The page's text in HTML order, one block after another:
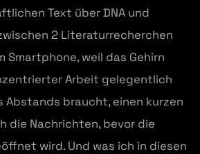
Text über DNA und
2 Literaturrecherchen
Smartphone, weil das Gehirn
Arbeit gelegentlich
Abstands braucht, einen kurzen
die Nachrichten, bevor die
wird. Und was ich in diesen